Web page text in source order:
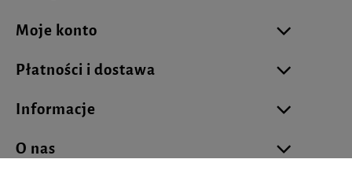
Moje konto
Płatności i dostawa
Informacje
O nas